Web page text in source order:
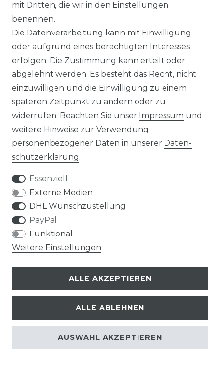
☞ Fachhändler mit Beratung
☛ Über 30.000 Top Bewertungen
☞ Mehr als 200.000 Produkte am Lager
Impressum Daten­schutz­erklärung
Widerrufs­recht
© Copyright 2026 | Alle Rechte vorbehalten.
mit Dritten, die wir in den Einstellungen
benennen.
Die Datenverarbeitung kann mit Einwilligung
oder aufgrund eines berechtigten Interesses
erfolgen. Die Zustimmung kann erteilt oder
abgelehnt werden. Es besteht das Recht, nicht
einzuwilligen und die Einwilligung zu einem
späteren Zeitpunkt zu ändern oder zu
widerrufen. Beachten Sie unser Impressum und
weitere Hinweise zur Verwendung
personenbezogener Daten in unserer Daten­
schutz­erklärung.
Essenziell
Externe Medien
DHL Wunschzustellung
PayPal
Funktional
Weitere Einstellungen
ALLE AKZEPTIEREN
ALLE ABLEHNEN
AUSWAHL AKZEPTIEREN